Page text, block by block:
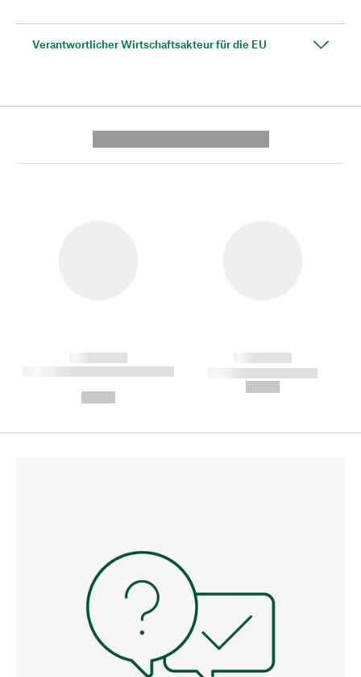
Verantwortlicher Wirtschaftsakteur für die EU
------------
----------- ----------- --------
------------
----------- -----------